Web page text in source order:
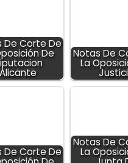
De Corte De
De
Alicante
Notas De
La
De Corte De
Notas De
La